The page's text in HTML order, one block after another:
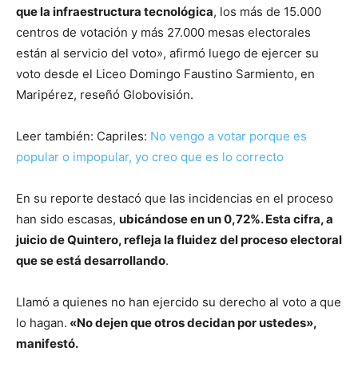
que la infraestructura tecnológica, los más de 15.000
centros de votación y más 27.000 mesas electorales
están al servicio del voto», afirmó luego de ejercer su
voto desde el Liceo Domingo Faustino Sarmiento, en
Maripérez, reseñó Globovisión.
Leer también: Capriles: No vengo a votar porque es
popular o impopular, yo creo que es lo correcto
En su reporte destacó que las incidencias en el proceso
han sido escasas, ubicándose en un 0,72%. Esta cifra, a
juicio de Quintero, refleja la fluidez del proceso electoral
que se está desarrollando.
Llamó a quienes no han ejercido su derecho al voto a que
lo hagan. «No dejen que otros decidan por ustedes»,
manifestó.